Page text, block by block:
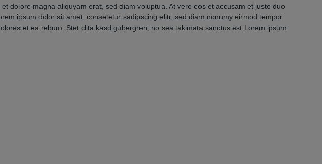
dolore magna aliquyam erat, sed diam voluptua. At vero eos et accusam et justo duo
ipsum dolor sit amet, consetetur sadipscing elitr, sed diam nonumy eirmod tempor
et ea rebum. Stet clita kasd gubergren, no sea takimata sanctus est Lorem ipsum